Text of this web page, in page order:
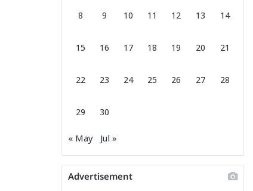
8 9 10 11 12 13 14
15 16 17 18 19 20 21
22 23 24 25 26 27 28
29 30
« May Jul »
Advertisement